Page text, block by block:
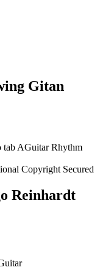
Gitan
Copyright Secured
Reinhardt